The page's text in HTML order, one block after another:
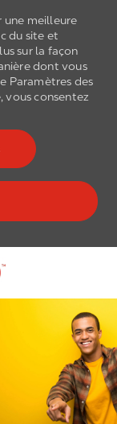
une meilleure
du site et
sur la façon
dont vous
Paramètres des
vous consentez